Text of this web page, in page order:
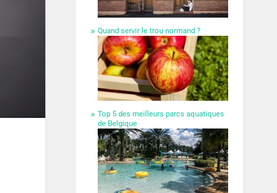
Quand servir le trou normand ?
Top 5 des meilleurs parcs aquatiques
de Belgique